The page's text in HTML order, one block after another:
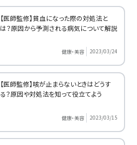
【医師監修】貧血になった際の対処法と
は？原因から予測される病気について解説
健康・美容 2023/03/24
【医師監修】咳が止まらないときはどうす
る？原因や対処法を知って役立てよう
健康・美容 2023/03/15